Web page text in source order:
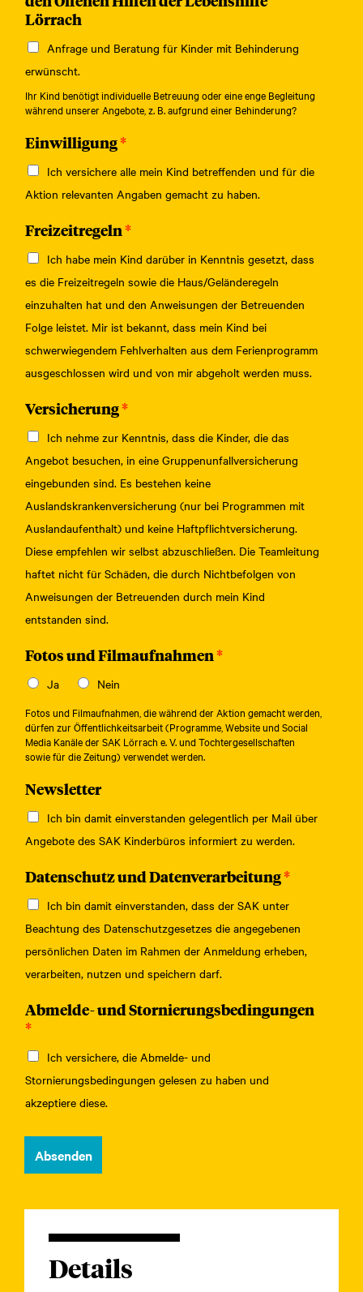
Lörrach
Anfrage und Beratung für Kinder mit Behinderung
erwünscht.
Ihr Kind benötigt individuelle Betreuung oder eine enge Begleitung
während unserer Angebote, z. B. aufgrund einer Behinderung?
Einwilligung*
Ich versichere alle mein Kind betreffenden und für die
Aktion relevanten Angaben gemacht zu haben.
Freizeitregeln*
Ich habe mein Kind darüber in Kenntnis gesetzt, dass
es die Freizeitregeln sowie die Haus/Geländeregeln
einzuhalten hat und den Anweisungen der Betreuenden
Folge leistet. Mir ist bekannt, dass mein Kind bei
schwerwiegendem Fehlverhalten aus dem Ferienprogramm
ausgeschlossen wird und von mir abgeholt werden muss.
Versicherung*
Ich nehme zur Kenntnis, dass die Kinder, die das
Angebot besuchen, in eine Gruppenunfallversicherung
eingebunden sind. Es bestehen keine
Auslandskrankenversicherung (nur bei Programmen mit
Auslandaufenthalt) und keine Haftpflichtversicherung.
Diese empfehlen wir selbst abzuschließen. Die Teamleitung
haftet nicht für Schäden, die durch Nichtbefolgen von
Anweisungen der Betreuenden durch mein Kind
entstanden sind.
Fotos und Filmaufnahmen*
Ja Nein
Fotos und Filmaufnahmen, die während der Aktion gemacht werden,
dürfen zur Öffentlichkeitsarbeit (Programme, Website und Social
Media Kanäle der SAK Lörrach e. V. und Tochtergesellschaften
sowie für die Zeitung) verwendet werden.
Newsletter
Ich bin damit einverstanden gelegentlich per Mail über
Angebote des SAK Kinderbüros informiert zu werden.
Datenschutz und Datenverarbeitung*
Ich bin damit einverstanden, dass der SAK unter
Beachtung des Datenschutzgesetzes die angegebenen
persönlichen Daten im Rahmen der Anmeldung erheben,
verarbeiten, nutzen und speichern darf.
Abmelde- und Stornierungsbedingungen
*
Ich versichere, die Abmelde- und
Stornierungsbedingungen gelesen zu haben und
akzeptiere diese.
Absenden
Details